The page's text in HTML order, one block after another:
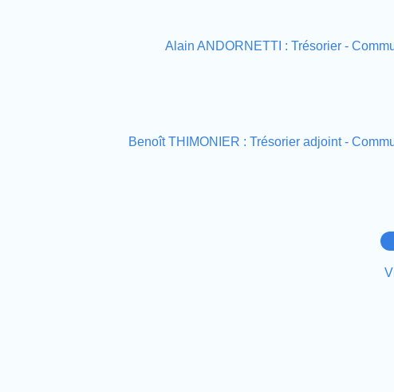
Alain ANDORNETTI : Trésorier -
Benoît THIMONIER : Trésorier adjoint -